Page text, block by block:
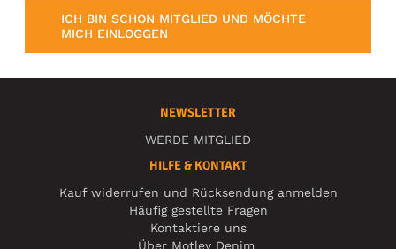
ICH BIN SCHON MITGLIED UND MÖCHTE
MICH EINLOGGEN
NEWSLETTER
WERDE MITGLIED
HILFE & KONTAKT
Kauf widerrufen und Rücksendung anmelden
Häufig gestellte Fragen
Kontaktiere uns
Über Motley Denim